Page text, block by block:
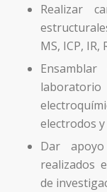
Realizar
MS, ICP, IR,
electrodos
Dar
realizados
de